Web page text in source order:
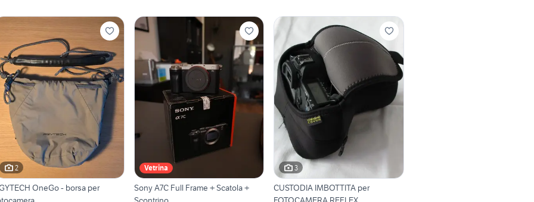
2
OneGo - borsa per
Vetrina
Sony A7C Full Frame + Scatola +
3
CUSTODIA IMBOTTITA per